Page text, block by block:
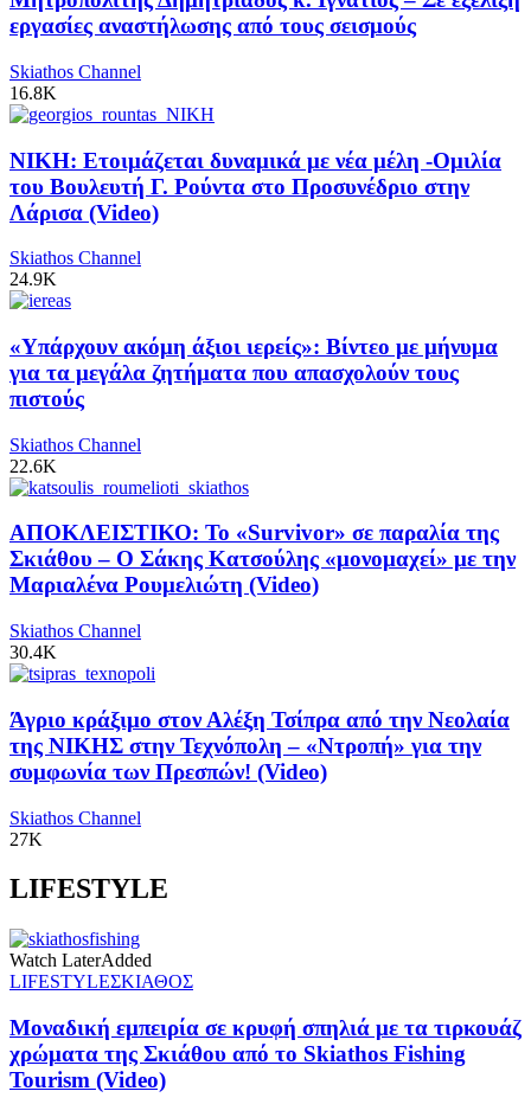
εργασίες αναστήλωσης από τους σεισμούς
Skiathos Channel
16.8K
ΝΙΚΗ: Ετοιμάζεται δυναμικά με νέα μέλη -Ομιλία
του Βουλευτή Γ. Ρούντα στο Προσυνέδριο στην
Λάρισα (Video)
Skiathos Channel
24.9K
«Υπάρχουν ακόμη άξιοι ιερείς»: Βίντεο με μήνυμα
για τα μεγάλα ζητήματα που απασχολούν τους
πιστούς
Skiathos Channel
22.6K
ΑΠΟΚΛΕΙΣΤΙΚΟ: Το «Survivor» σε παραλία της
Σκιάθου – Ο Σάκης Κατσούλης «μονομαχεί» με την
Μαριαλένα Ρουμελιώτη (Video)
Skiathos Channel
30.4K
Άγριο κράξιμο στον Αλέξη Τσίπρα από την Νεολαία
της ΝΙΚΗΣ στην Τεχνόπολη – «Ντροπή» για την
συμφωνία των Πρεσπών! (Video)
Skiathos Channel
27K
LIFESTYLE
Watch LaterAdded
LIFESTYLEΣΚΙΑΘΟΣ
Μοναδική εμπειρία σε κρυφή σπηλιά με τα τιρκουάζ
χρώματα της Σκιάθου από το Skiathos Fishing
Tourism (Video)